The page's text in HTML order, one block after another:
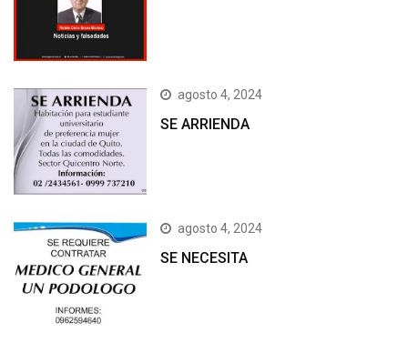
agosto 4, 2024
SE ARRIENDA
agosto 4, 2024
SE NECESITA